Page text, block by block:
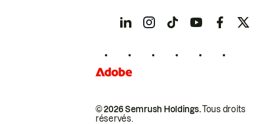
© 2026 Semrush Holdings.Tous droits
réservés.